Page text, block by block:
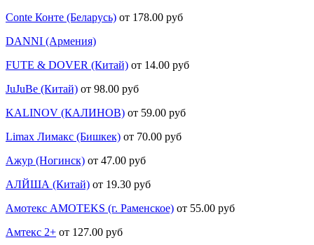
Conte Конте (Беларусь) от 178.00 руб
DANNI (Армения)
FUTE & DOVER (Китай) от 14.00 руб
JuJuBe (Китай) от 98.00 руб
KALINOV (КАЛИНОВ) от 59.00 руб
Limax Лимакс (Бишкек) от 70.00 руб
Ажур (Ногинск) от 47.00 руб
АЛЙША (Китай) от 19.30 руб
Амотекс AMOTEKS (г. Раменское) от 55.00 руб
Амтекс 2+ от 127.00 руб